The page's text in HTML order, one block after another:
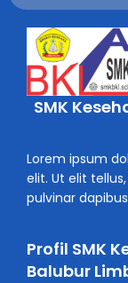
SMK
Lorem ipsum
elit. Ut elit
pulvinar
Profil SMK
Balubur